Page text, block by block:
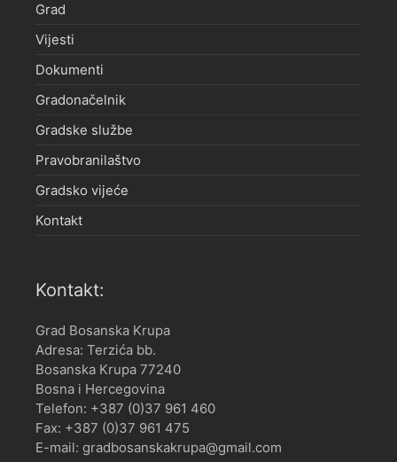
Grad
Vijesti
Dokumenti
Gradonačelnik
Gradske službe
Pravobranilaštvo
Gradsko vijeće
Kontakt
Kontakt:
Grad Bosanska Krupa
Adresa: Terzića bb.
Bosanska Krupa 77240
Bosna i Hercegovina
Telefon: +387 (0)37 961 460
Fax: +387 (0)37 961 475
E-mail: gradbosanskakrupa@gmail.com